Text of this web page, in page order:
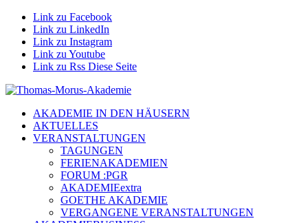
Link zu Facebook
Link zu LinkedIn
Link zu Instagram
Link zu Youtube
Link zu Rss Diese Seite
AKADEMIE IN DEN HÄUSERN
AKTUELLES
VERANSTALTUNGEN
TAGUNGEN
FERIENAKADEMIEN
FORUM :PGR
AKADEMIEextra
GOETHE AKADEMIE
VERGANGENE VERANSTALTUNGEN